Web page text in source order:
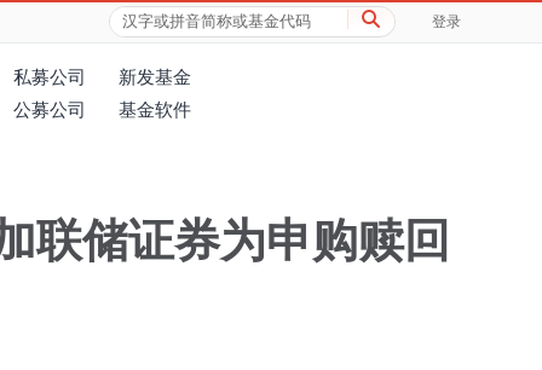
登录
私募公司
新发基金
公募公司
基金软件
联储证券为申购赎回